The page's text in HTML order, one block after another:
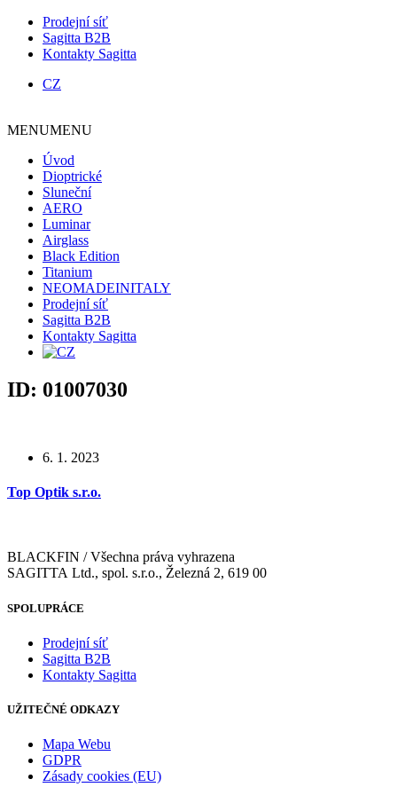
Prodejní síť
Sagitta B2B
Kontakty Sagitta
CZ
MENUMENU
Úvod
Dioptrické
Sluneční
AERO
Luminar
Airglass
Black Edition
Titanium
NEOMADEINITALY
Prodejní síť
Sagitta B2B
Kontakty Sagitta
ID: 01007030
6. 1. 2023
Top Optik s.r.o.
BLACKFIN / Všechna práva vyhrazena
SAGITTA Ltd., spol. s.r.o., Železná 2, 619 00
SPOLUPRÁCE
Prodejní síť
Sagitta B2B
Kontakty Sagitta
UŽITEČNÉ ODKAZY
Mapa Webu
GDPR
Zásady cookies (EU)